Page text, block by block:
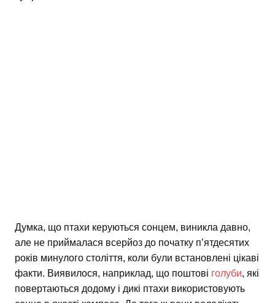
Думка, що птахи керуються сонцем, виникла давно,
але не приймалася всерйоз до початку п’ятдесятих
років минулого століття, коли були встановлені цікаві
факти. Виявилося, наприклад, що поштові голуби, які
повертаються додому і дикі птахи використовують